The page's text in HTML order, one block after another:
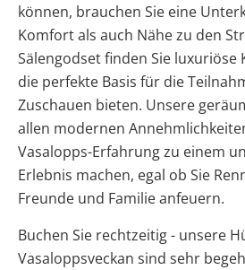
können, brauchen Sie eine
Komfort als auch Nähe zu den
Sälengodset finden Sie luxuriöse
die perfekte Basis für die
Zuschauen bieten. Unsere
allen modernen
Vasalopps-Erfahrung zu einem
Erlebnis machen, egal ob Sie
Freunde und Familie anfeuern.
Buchen Sie rechtzeitig - unsere
Vasaloppsveckan sind sehr